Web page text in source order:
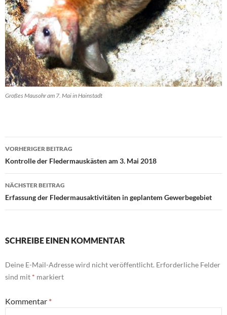
Großes Mausohr am 7. Mai in Hainstadt
Beitrags-
Navigation
VORHERIGER BEITRAG
Kontrolle der Fledermauskästen am 3. Mai 2018
NÄCHSTER BEITRAG
Erfassung der Fledermausaktivitäten in geplantem Gewerbegebiet
SCHREIBE EINEN KOMMENTAR
Deine E-Mail-Adresse wird nicht veröffentlicht. Erforderliche Felder
sind mit * markiert
Kommentar *